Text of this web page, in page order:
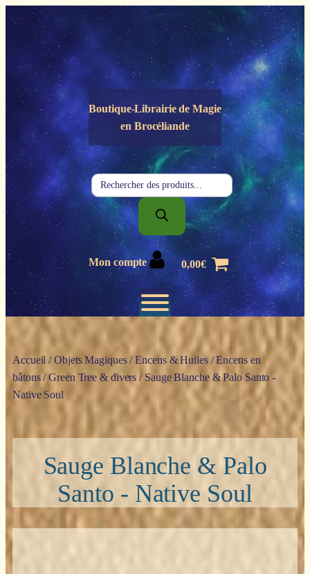
Panneau de gestion des cookies
Boutique-Librairie deMagie
en Brocéliande
Recherche
de
produits
Mon compte 0,00€
Accueil /Objets Magiques/Encens & Huiles/Encens en
bâtons/Green Tree & divers / Sauge Blanche & Palo Santo -
Native Soul
Sauge Blanche & Palo
Santo - Native Soul